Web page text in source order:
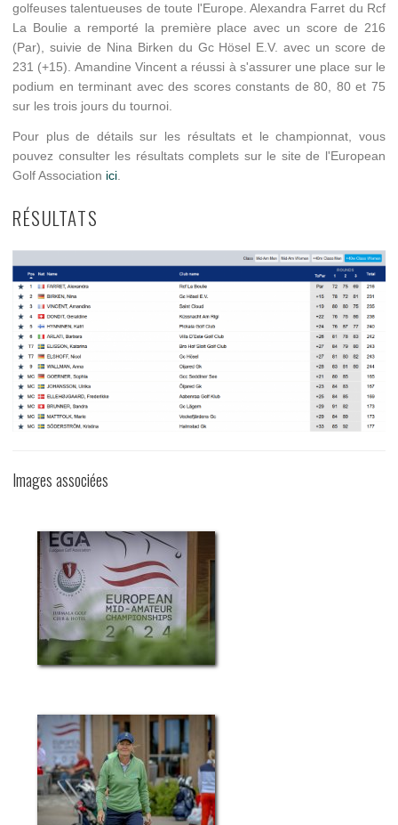
golfeuses talentueuses de toute l'Europe. Alexandra Farret du Rcf
La Boulie a remporté la première place avec un score de 216
(Par), suivie de Nina Birken du Gc Hösel E.V. avec un score de
231 (+15). Amandine Vincent a réussi à s'assurer une place sur le
podium en terminant avec des scores constants de 80, 80 et 75
sur les trois jours du tournoi.
Pour plus de détails sur les résultats et le championnat, vous
pouvez consulter les résultats complets sur le site de l'European
Golf Association ici
RÉSULTATS
Images associées